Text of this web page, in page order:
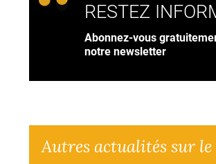
RESTEZ
Abonnez-vous
notre newsletter
Autres actualités sur le